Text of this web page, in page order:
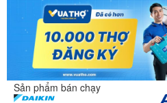
Sản phẩm bán chạy